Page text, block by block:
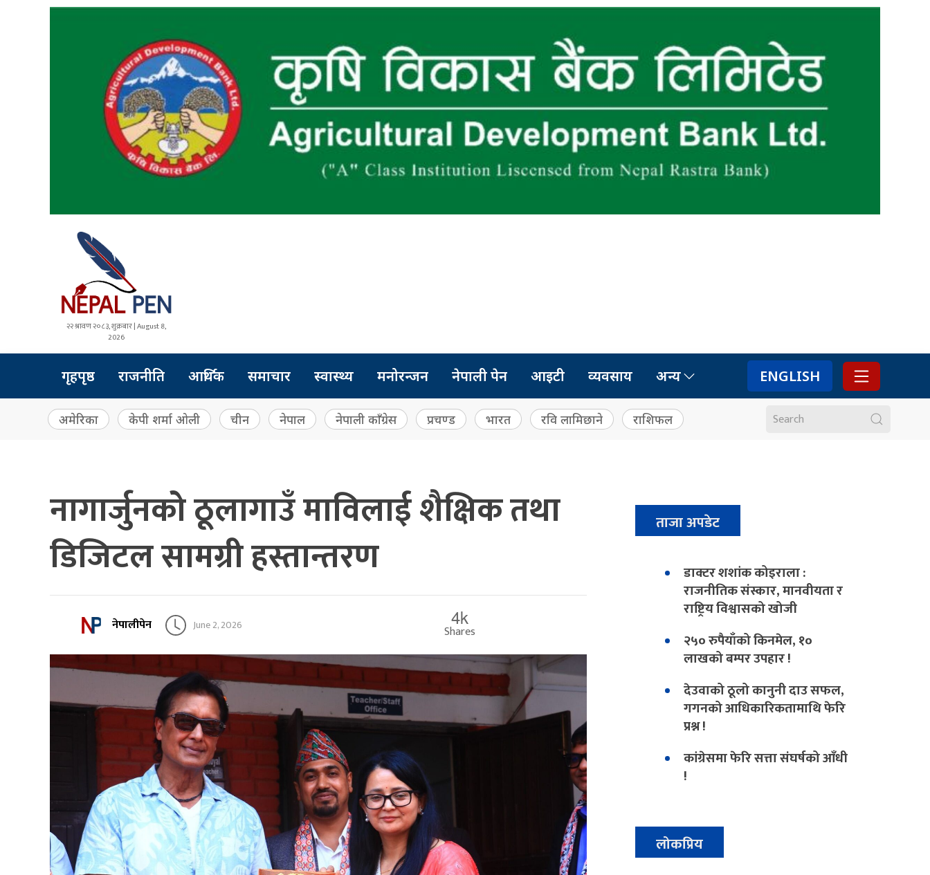
२२ श्रावण २०८३, शुक्रबार | August 8,
2026
गृहपृष्ठ राजनीति आर्थिक समाचार स्वास्थ्य मनोरन्जन नेपाली पेन आइटी व्यवसाय अन्य ENGLISH
अमेरिका केपी शर्मा ओली चीन नेपाल नेपाली काँग्रेस प्रचण्ड भारत रवि लामिछाने राशिफल
नागार्जुनको ठूलागाउँ माविलाई शैक्षिक तथा
डिजिटल सामग्री हस्तान्तरण
नेपालीपेन June 2, 2026 4k
Shares
ताजा अपडेट
डाक्टर शशांक कोइराला :
राजनीतिक संस्कार, मानवीयता र
राष्ट्रिय विश्वासको खोजी
२५० रुपैयाँको किनमेल, १०
लाखको बम्पर उपहार !
देउवाको ठूलो कानुनी दाउ सफल,
गगनको आधिकारिकतामाथि फेरि
प्रश्न !
कांग्रेसमा फेरि सत्ता संघर्षको आँधी
!
लोकप्रिय